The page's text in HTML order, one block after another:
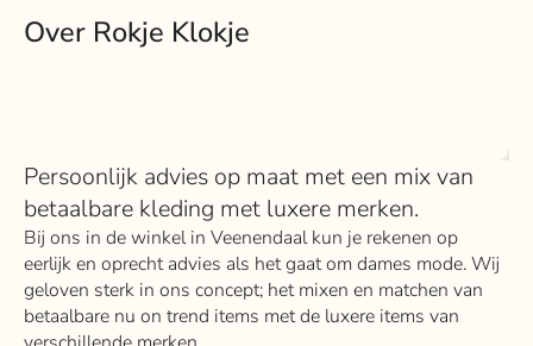
Over Rokje Klokje
Persoonlijk advies op maat met een mix van
betaalbare kleding met luxere merken.
Bij ons in de winkel in Veenendaal kun je rekenen op
eerlijk en oprecht advies als het gaat om dames mode. Wij
geloven sterk in ons concept; het mixen en matchen van
betaalbare nu on trend items met de luxere items van